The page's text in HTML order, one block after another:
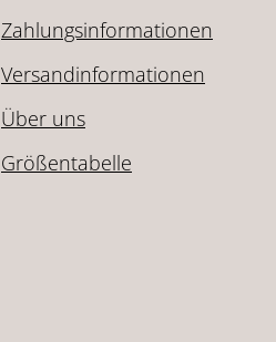
Zahlungsinformationen
Versandinformationen
Über uns
Größentabelle